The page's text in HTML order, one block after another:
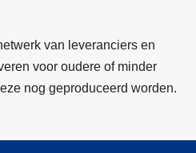
van leveranciers en
voor oudere of minder
nog geproduceerd worden.